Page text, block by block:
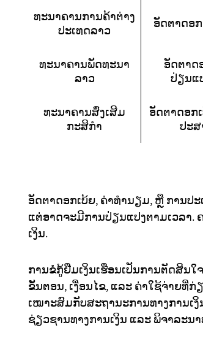
ທະນາຄານການຄ້າຕ່າງ
ປະເທດລາວ
ອັດຕາດອ
ທະນາຄານພັດທະນາ
ລາວ
ອັດຕາດ
ປ່ຽນແ
ທະນາຄານສົ່ງເສີມ
ກະສິກຳ
ອັດຕາດອກ
ປະສ
ອັດຕາດອກເບ້ຍ, ຄ່າທຳນຽມ, ຫຼື ການປ
ແຕ່ອາດຈະມີການປ່ຽນແປງຕາມເວລາ.
ເງິນ.
ການຂໍກູ້ຢືມເງິນເຮືອນເປັນການຕັດສິນໃ
ຂັ້ນຕອນ, ເງື່ອນໄຂ, ແລະ ຄ່າໃຊ້ຈ່າຍທີ່
ເໝາະສົມກັບສະຖານະການທາງການເ
ຊ່ຽວຊານທາງການເງິນ ແລະ ພິຈາລະນ